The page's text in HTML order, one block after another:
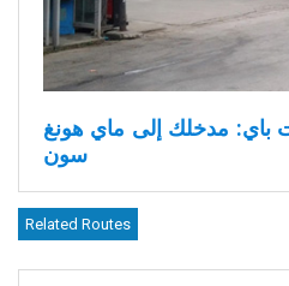
باي: مدخلك إلى ماي هونغ
سون
بهدوئها وجمالها الطبيعي. وهي
على بُعد ثلاث ساعات فقط من
Related Routes